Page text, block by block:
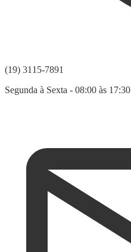
(19) 3115-7891
Segunda à Sexta - 08:00 às 17:30